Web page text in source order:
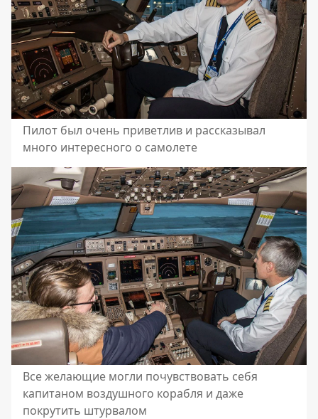
Пилот был очень приветлив и рассказывал
много интересного о самолете
Все желающие могли почувствовать себя
капитаном воздушного корабля и даже
покрутить штурвалом